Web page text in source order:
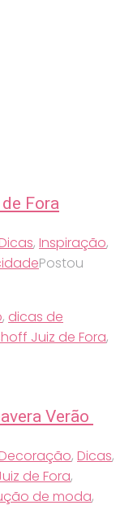
Fora
, Inspiração,
Postou
, dicas de
Juiz de Fora,
Verão
, Dicas,
de Fora,
de moda,